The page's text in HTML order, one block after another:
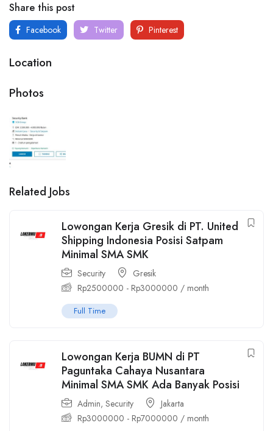
Share this post
Facebook Twitter Pinterest
Location
Photos
Related Jobs
Lowongan Kerja Gresik di PT. United
Shipping Indonesia Posisi Satpam
Minimal SMA SMK
Security
Gresik
Rp2500000 - Rp3000000 / month
Full Time
Lowongan Kerja BUMN di PT
Paguntaka Cahaya Nusantara
Minimal SMA SMK Ada Banyak Posisi
Admin, Security
Jakarta
Rp3000000 - Rp7000000 / month